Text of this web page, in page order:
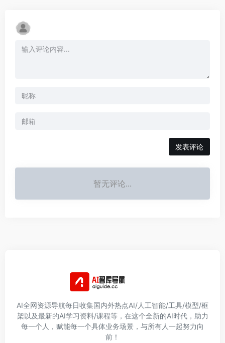
发表评论
暂无评论...
AI全网资源导航每日收集国内外热点AI/人工智能/工具/模型/框
架以及最新的AI学习资料/课程等，在这个全新的AI时代，助力
每一个人，赋能每一个具体业务场景，与所有人一起努力向
前！